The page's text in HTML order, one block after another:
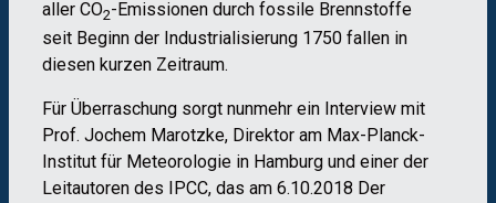
aller CO2-Emissionen durch fossile Brennstoffe
seit Beginn der Industrialisierung 1750 fallen in
diesen kurzen Zeitraum.
Für Überraschung sorgt nunmehr ein Interview mit
Prof. Jochem Marotzke, Direktor am Max-Planck-
Institut für Meteorologie in Hamburg und einer der
Leitautoren des IPCC, das am 6.10.2018 Der